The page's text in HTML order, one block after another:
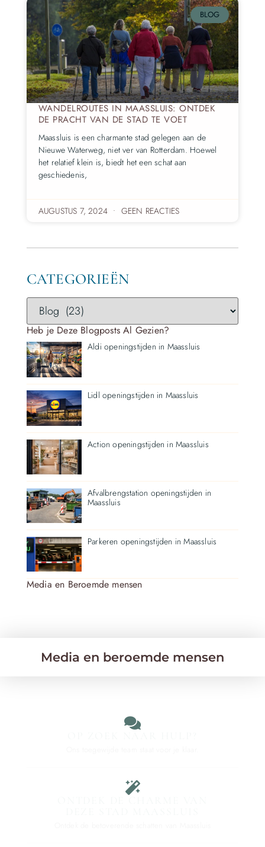
CATEGORIEËN
Heb je Deze Blogposts Al Gezien?
Aldi openingstijden in Maassluis
Lidl openingstijden in Maassluis
Action openingstijden in Maassluis
Afvalbrengstation openingstijden in
Maassluis
Parkeren openingstijden in Maassluis
Media en Beroemde mensen
BLOG
WANDELROUTES IN MAASSLUIS: ONTDEK
DE PRACHT VAN DE STAD TE VOET
Maassluis is een charmante stad gelegen aan de
Nieuwe Waterweg, niet ver van Rotterdam. Hoewel
het relatief klein is, biedt het een schat aan
geschiedenis,
AUGUSTUS 7, 2024 GEEN REACTIES
Media en beroemde mensen